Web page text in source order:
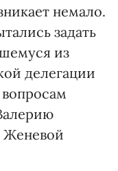
немало.
задать
из
делегации